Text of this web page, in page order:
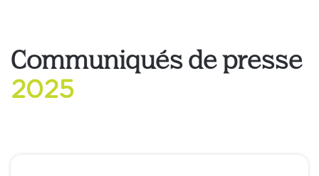
Communiqués de presse
2025